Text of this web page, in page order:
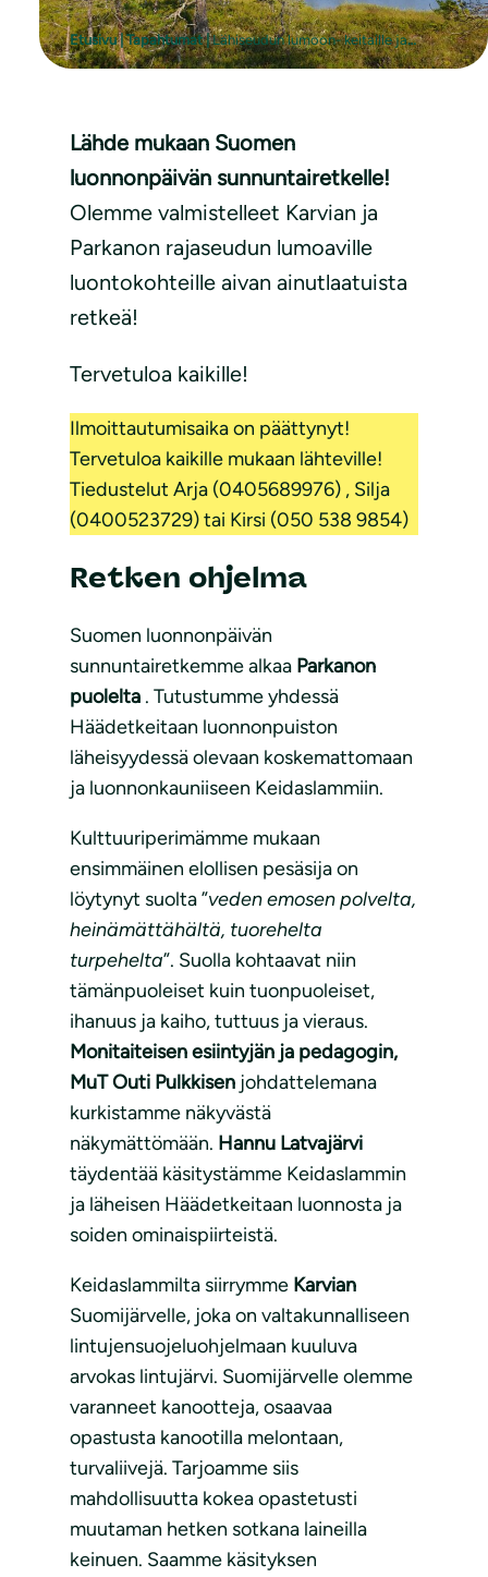
Etusivu|Tapahtumat|Lähiseudun lumoon- keitaille ja laineille
Lähde mukaan Suomen
luonnonpäivän sunnuntairetkelle!
Olemme valmistelleet Karvian ja
Parkanon rajaseudun lumoaville
luontokohteille aivan ainutlaatuista
retkeä!
Tervetuloa kaikille!
Ilmoittautumisaika on päättynyt!
Tervetuloa kaikille mukaan lähteville!
Tiedustelut Arja (0405689976) , Silja
(0400523729) tai Kirsi (050 538 9854)
Retken ohjelma
Suomen luonnonpäivän
sunnuntairetkemme alkaa Parkanon
puolelta . Tutustumme yhdessä
Häädetkeitaan luonnonpuiston
läheisyydessä olevaan koskemattomaan
ja luonnonkauniiseen Keidaslammiin.
Kulttuuriperimämme mukaan
ensimmäinen elollisen pesäsija on
löytynyt suolta ”veden emosen polvelta,
heinämättähältä, tuorehelta
turpehelta”. Suolla kohtaavat niin
tämänpuoleiset kuin tuonpuoleiset,
ihanuus ja kaiho, tuttuus ja vieraus.
Monitaiteisen esiintyjän ja pedagogin,
MuT Outi Pulkkisen johdattelemana
kurkistamme näkyvästä
näkymättömään. Hannu Latvajärvi
täydentää käsitystämme Keidaslammin
ja läheisen Häädetkeitaan luonnosta ja
soiden ominaispiirteistä.
Keidaslammilta siirrymme Karvian
Suomijärvelle, joka on valtakunnalliseen
lintujensuojeluohjelmaan kuuluva
arvokas lintujärvi. Suomijärvelle olemme
varanneet kanootteja, osaavaa
opastusta kanootilla melontaan,
turvaliivejä. Tarjoamme siis
mahdollisuutta kokea opastetusti
muutaman hetken sotkana laineilla
keinuen. Saamme käsityksen